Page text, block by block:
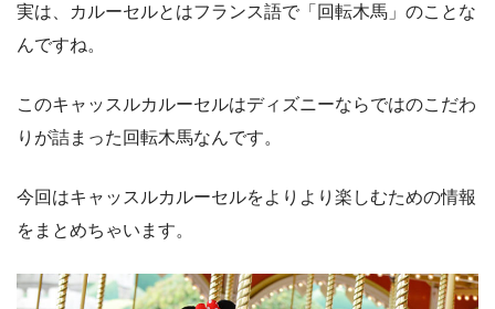
実は、カルーセルとはフランス語で「回転木馬」のことな
んですね。
このキャッスルカルーセルはディズニーならではのこだわ
りが詰まった回転木馬なんです。
今回はキャッスルカルーセルをよりより楽しむための情報
をまとめちゃいます。